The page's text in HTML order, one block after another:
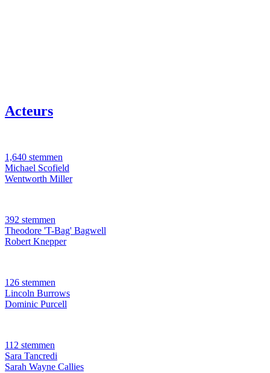
Acteurs
1,640 stemmen
Michael Scofield
Wentworth Miller
392 stemmen
Theodore 'T-Bag' Bagwell
Robert Knepper
126 stemmen
Lincoln Burrows
Dominic Purcell
112 stemmen
Sara Tancredi
Sarah Wayne Callies